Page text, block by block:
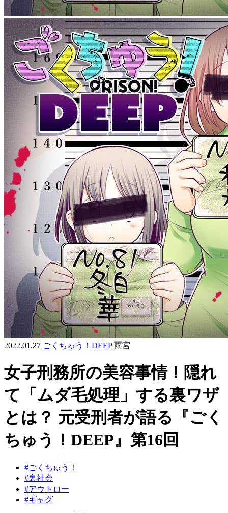
2022.01.27 ごくちゅう！DEEP 雨宮
女子刑務所の美容事情！隠れ
て「ムダ毛処理」する裏ワザ
とは？ 元受刑者が語る『ごく
ちゅう！DEEP』第16回
#ごくちゅう！
#裏社会
#アウトロー
#ギャグ